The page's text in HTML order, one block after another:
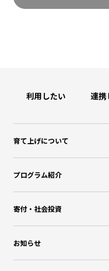
利用したい 連携
育て上げについて
プログラム紹介
寄付・社会投資
お知らせ